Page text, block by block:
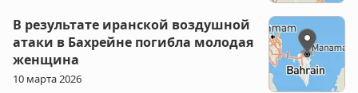
В результате иранской воздушной
атаки в Бахрейне погибла молодая
женщина
10 марта 2026